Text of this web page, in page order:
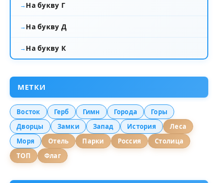
На букву Г
На букву Д
На букву К
МЕТКИ
Восток Герб Гимн Города
Горы
Дворцы
Замки Запад История
Леса
Моря
Отель Парки Россия
Столица
ТОП
Флаг